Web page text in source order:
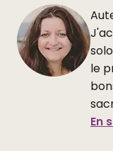
le
En